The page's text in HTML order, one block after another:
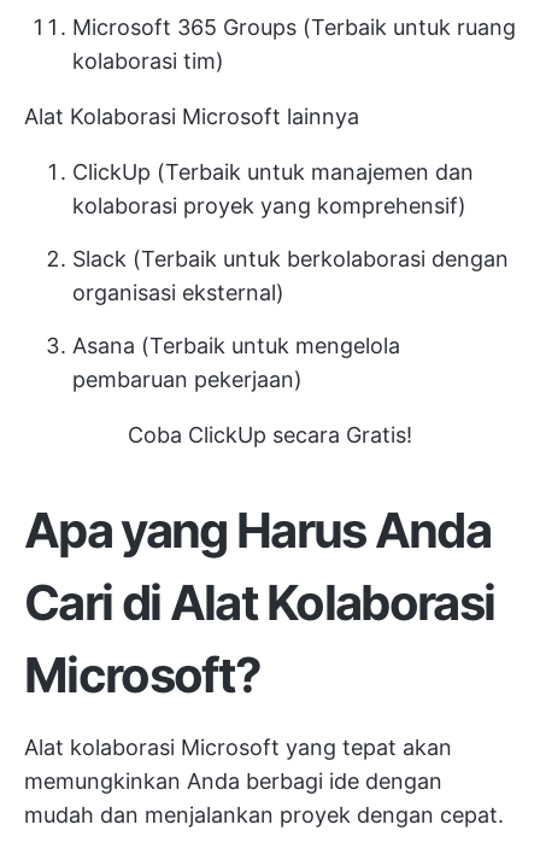
Microsoft 365 Groups (Terbaik untuk ruang
kolaborasi tim)
Alat Kolaborasi Microsoft lainnya
ClickUp (Terbaik untuk manajemen dan
kolaborasi proyek yang komprehensif)
Slack (Terbaik untuk berkolaborasi dengan
organisasi eksternal)
Asana (Terbaik untuk mengelola
pembaruan pekerjaan)
Coba ClickUp secara Gratis!
Apa yang Harus Anda
Cari di Alat Kolaborasi
Microsoft?
Alat kolaborasi Microsoft yang tepat akan
memungkinkan Anda berbagi ide dengan
mudah dan menjalankan proyek dengan cepat.